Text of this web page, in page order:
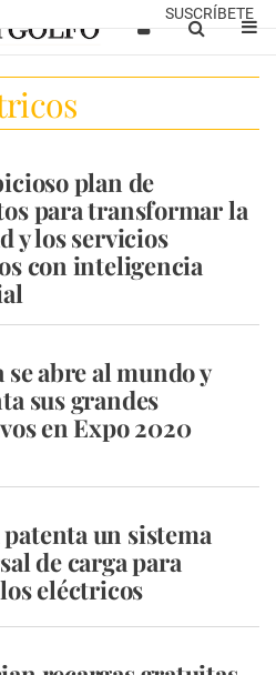
SUSCRÍBETE
plan de
para transformar la
y los servicios
con inteligencia
abre al mundo y
sus grandes
en Expo 2020
patenta un sistema
de carga para
eléctricos